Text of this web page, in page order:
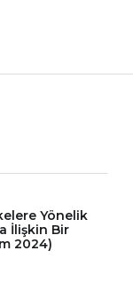
Yönelik
İlişkin Bir
2024)